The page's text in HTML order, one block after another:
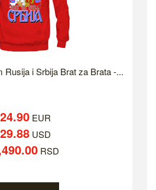
Rusija i Srbija Brat za Brata -...
24.90EUR
29.88USD
RSD